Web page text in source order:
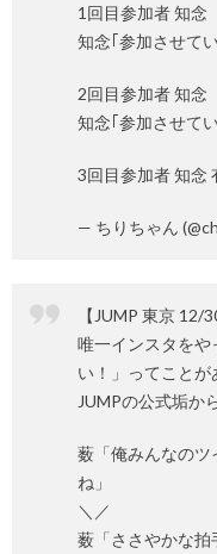
1回目参加者 知念
知念｢参加させて
2回目参加者 知念
知念｢参加させて
3回目参加者 知念
— ちりちゃん
【JUMP 東京 12/
唯一インスタをや
い！」ってこと
JUMPの公式垢か
薮「俺みんなのツ
ね」
＼／
薮「ささやかな拍